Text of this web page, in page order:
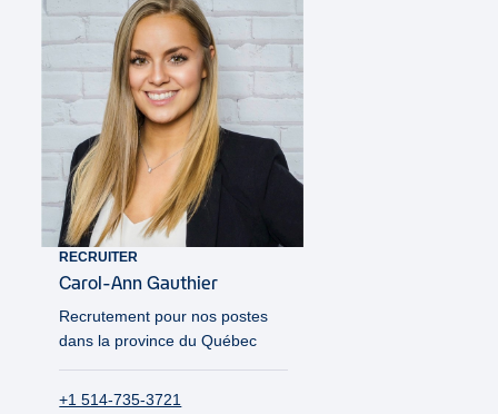
RECRUITER
Carol-AnnGauthier
Recrutement pour nos postes
dans la province du Québec
+1 514-735-3721